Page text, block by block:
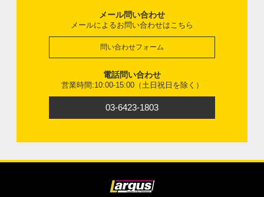
メール問い合わせ
メールによるお問い合わせはこちら
問い合わせフォーム
電話問い合わせ
営業時間:10:00-15:00（土日祝日を除く）
03-6423-1803